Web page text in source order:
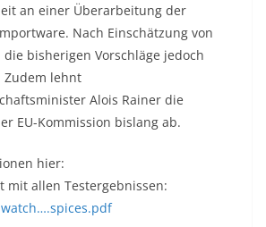
an einer Überarbeitung der
Nach Einschätzung von
bisherigen Vorschläge jedoch
Zudem lehnt
Alois Rainer die
EU-Kommission bislang ab.
hier:
mit allen Testergebnissen: